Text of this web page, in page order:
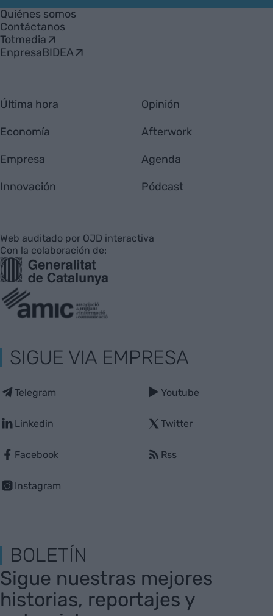
Empresa
Quiénes somos
Contáctanos
Totmedia
EnpresaBIDEA
Última hora
Economía
Empresa
Innovación
Opinión
Afterwork
Agenda
Pódcast
Web auditado por OJD interactiva
Con la colaboración de:
SIGUE VIA EMPRESA
Telegram
Linkedin
Facebook
Instagram
Youtube
Twitter
Rss
BOLETÍN
Sigue nuestras mejores
historias, reportajes y